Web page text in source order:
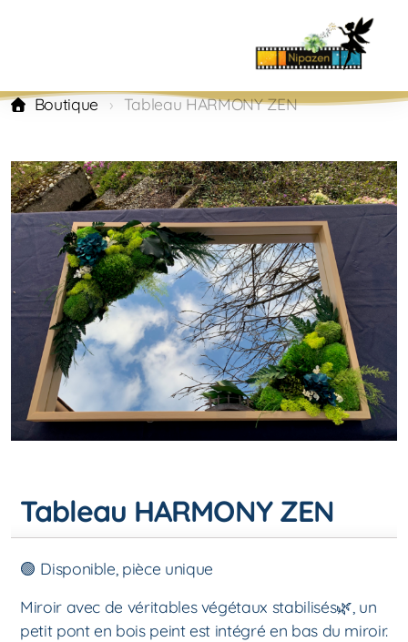
Boutique Tableau HARMONY ZEN
Tableau HARMONY ZEN
🟢 Disponible, pièce unique
Miroir avec de véritables végétaux stabilisés🌿, un
petit pont en bois peint est intégré en bas du miroir.
Musiques instrumentales
Chansons
Musiques de films
Musiques de Fêtes